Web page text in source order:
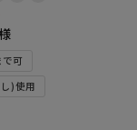
可
)使用